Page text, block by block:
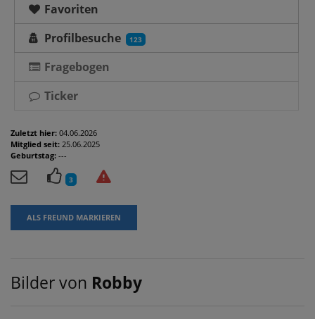
Favoriten
Profilbesuche
123
Fragebogen
Ticker
Zuletzt hier: 04.06.2026
Mitglied seit: 25.06.2025
Geburtstag: ---
3
ALS FREUND MARKIEREN
Bilder von Robby